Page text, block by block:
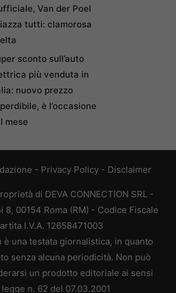
Van der Poel
tutti: clamorosa
sconto sull’auto
più venduta in
nuovo prezzo
è l’occasione
mese
- Privacy Policy - Disclaimer
di DEVA CONNECTION SRL -
8, 00154 Roma (RM) - Codice Fiscale
I.V.A. 12658471003
è una testata giornalistica, in quanto
senza alcuna periodicità. Non può
un prodotto editoriale ai sensi
n. 62 del 07.03.2001